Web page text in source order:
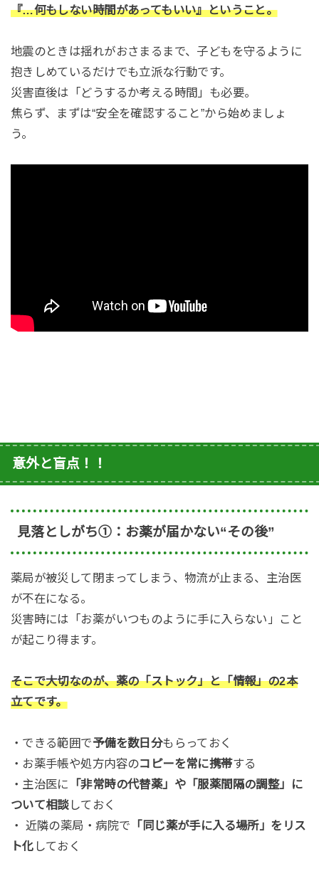
『…何もしない時間があってもいい』ということ。
地震のときは揺れがおさまるまで、子どもを守るように
抱きしめているだけでも立派な行動です。
災害直後は「どうするか考える時間」も必要。
焦らず、まずは“安全を確認すること”から始めましょ
う。
意外と盲点！！
見落としがち①：お薬が届かない“その後”
薬局が被災して閉まってしまう、物流が止まる、主治医
が不在になる。
災害時には「お薬がいつものように手に入らない」こと
が起こり得ます。
そこで大切なのが、薬の「ストック」と「情報」の2本
立てです。
・できる範囲で予備を数日分もらっておく
・お薬手帳や処方内容のコピーを常に携帯する
・主治医に
「非常時の代替薬」や「服薬間隔の調整」に
ついて相談しておく
・ 近隣の薬局・病院で 「同じ薬が手に入る場所」をリス
ト化 しておく